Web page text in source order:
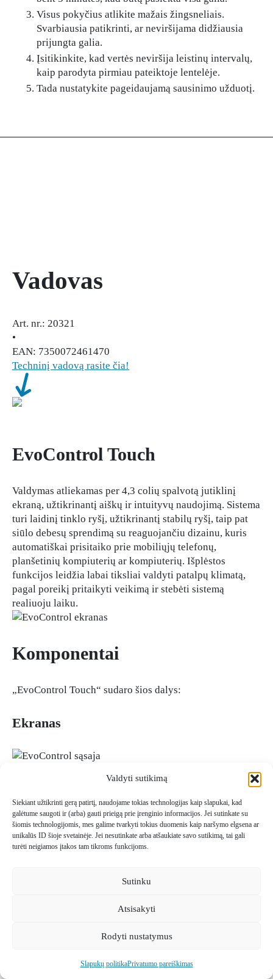
Valdyti sutikimą
Siekiant užtikrinti gerą patirtį, naudojame tokias technologijas kaip slapukai, kad
galėtume saugoti ir (arba) gauti prieigą prie įrenginio informacijos. Jei sutinkate su
šiomis technologijomis, mes galime tvarkyti tokius duomenis kaip naršymo elgsena ar
unikalūs ID šioje svetainėje. Jei nesutinkate arba atšaukiate savo sutikimą, tai gali
turėti neigiamos įtakos tam tikroms funkcijoms.
Sutinku
Atsisakyti
Rodyti nustatymus
Slapukų politikaPrivatumo pareiškimas
Visus pokyčius atlikite mažais žingsneliais.
Svarbiausia patikrinti, ar neviršijama didžiausia
prijungta galia.
Įsitikinkite, kad vertės neviršija leistinų intervalų,
kaip parodyta pirmiau pateiktoje lentelėje.
Tada nustatykite pageidaujamą sausinimo užduotį.
Vadovas
Art. nr.: 20321
•
EAN: 7350072461470
Techninį vadovą rasite čia!
EvoControl Touch
Valdymas atliekamas per 4,3 colių spalvotą jutiklinį
ekraną, užtikrinantį aiškų ir intuityvų naudojimą. Sistema
turi laidinį tinklo ryšį, užtikrinantį stabilų ryšį, taip pat
siūlo debesų sprendimą su reaguojančiu dizainu, kuris
automatiškai prisitaiko prie mobiliųjų telefonų,
planšetinių kompiuterių ar kompiuterių. Išplėstos
funkcijos leidžia labai tiksliai valdyti patalpų klimatą,
pagal poreikį pritaikyti veikimą ir stebėti sistemą
realiuoju laiku.
Komponentai
„EvoControl Touch“ sudaro šios dalys:
Ekranas
Pagrindinė plokštė
Saugiklis 5x20 mm, 200 mAT, 230 VAC
15 m kabelis 4×0,25 mm² (maks. ilgis 50 m)